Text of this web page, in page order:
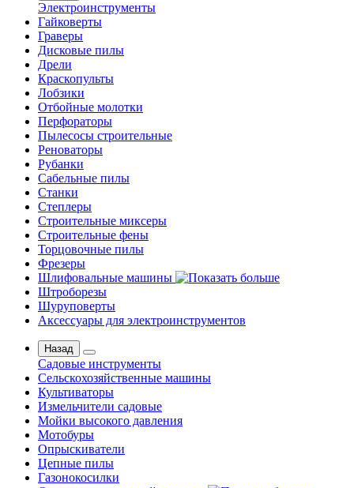
Электроинструменты
Гайковерты
Граверы
Дисковые пилы
Дрели
Краскопульты
Лобзики
Отбойные молотки
Перфораторы
Пылесосы строительные
Реноваторы
Рубанки
Сабельные пилы
Станки
Степлеры
Строительные миксеры
Строительные фены
Торцовочные пилы
Фрезеры
Шлифовальные машины
Штроборезы
Шуруповерты
Аксессуары для электроинструментов
Назад
Садовые инструменты
Сельскохозяйственные машины
Культиваторы
Измельчители садовые
Мойки высокого давления
Мотобуры
Опрыскиватели
Цепные пилы
Газонокосилки